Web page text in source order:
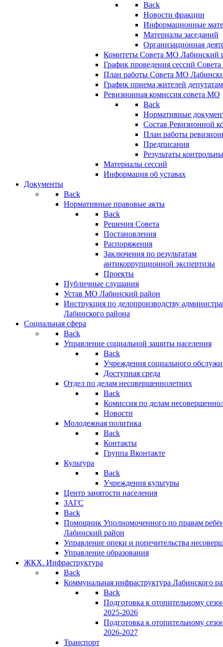
Back
Новости фракции
Информационные
Материалы заседаний
Организационная
Комитеты Совета МО Лабинский
График проведения сессий
План работы Совета МО
График приема жителей
Ревизионная комиссия совета МО
Back
Нормативные
Состав Ревизионной
План работы
Предписания
Результаты
Материалы сессий
Информация об уставах
Документы
Back
Нормативные правовые акты
Back
Решения Совета
Постановления
Распоряжения
Заключения по результатам
антикоррупционной экспертизы
Проекты
Публичные слушания
Устав МО Лабинский район
Инструкция по делопроизводству
Лабинского района
Социальная сфера
Back
Управление социальной защиты населения
Back
Учреждения социального
Доступная среда
Отдел по делам несовершеннолетних
Back
Комиссия по делам
Новости
Молодежная политика
Back
Контакты
Группа Вконтакте
Культура
Back
Учреждения культуры
Центр занятости населения
ЗАГС
Back
Помощник Уполномоченного по правам
Лабинский район
Управление опеки и попечительства
Управление образования
ЖКХ. Инфраструктура
Back
Коммунальная инфраструктура Лабинского
Back
Подготовка к отопительному
2025-2026
Подготовка к отопительному
2026-2027
Транспорт